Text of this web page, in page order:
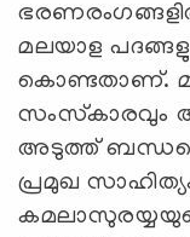
മലയാള
കൊണ്ടതാണ്.
സംസ്‌കാരവും
അടുത്ത്
പ്രമുഖ